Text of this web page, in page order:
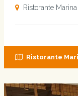
Ristorante
Ristorante